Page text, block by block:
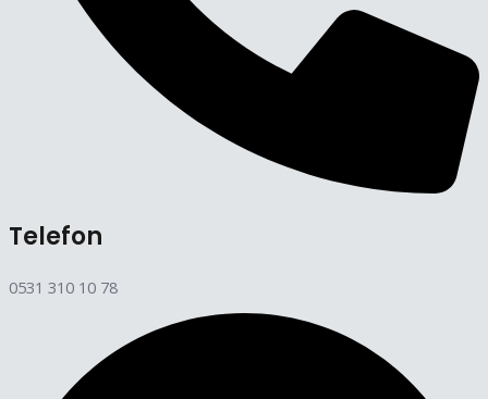
Telefon
0531 310 10 78